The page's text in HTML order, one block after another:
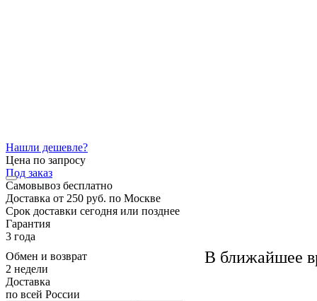
Нашли дешевле?
В ближайшее
Цена по запросу
Под заказ
Самовывоз бесплатно
Доставка от 250 руб. по Москве
Cрок доставки сегодня или позднее
Гарантия
3 года
Обмен и возврат
2 недели
Доставка
по всей России